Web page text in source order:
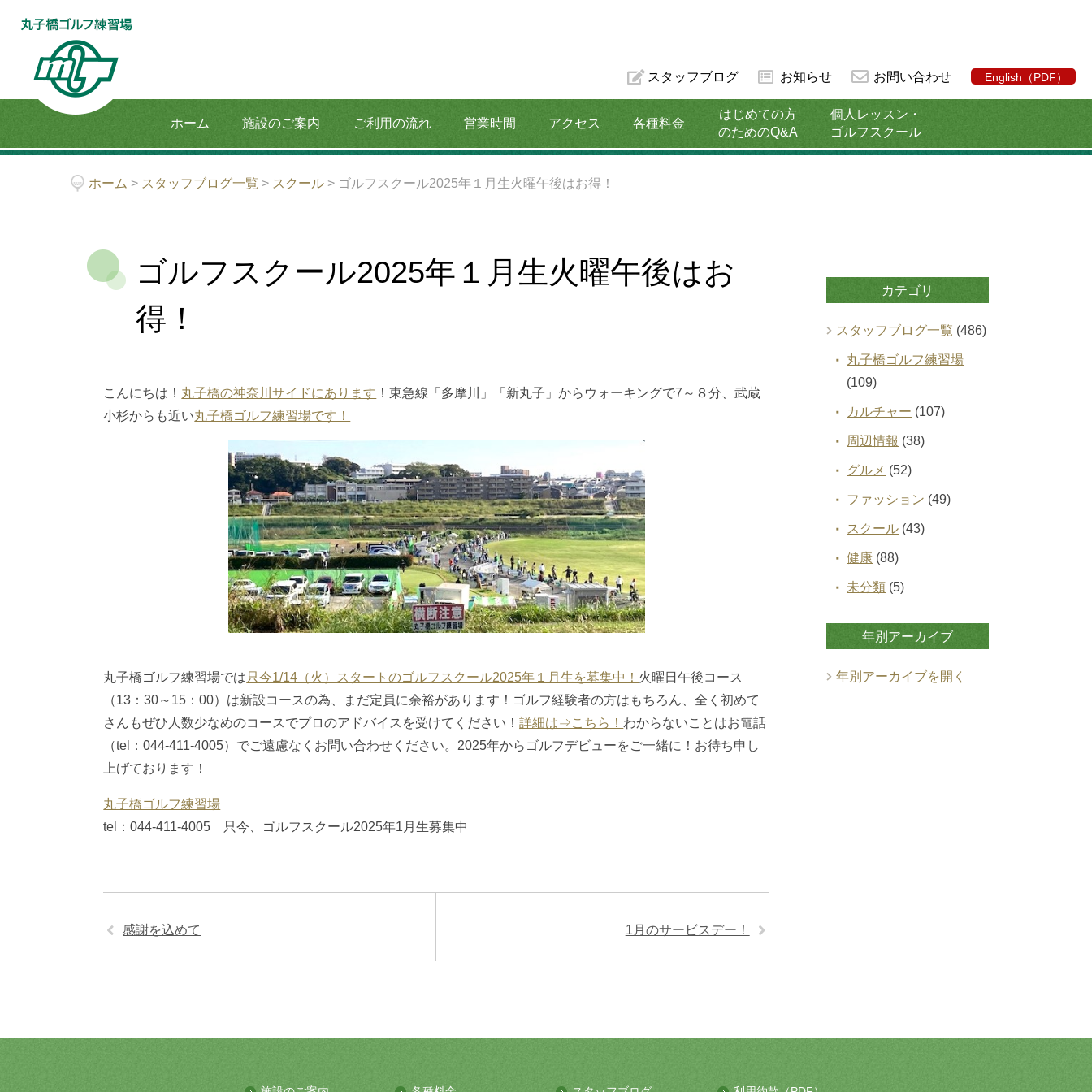
ホーム 施設のご案内 ご利用の流れ 営業時間 アクセス 各種料金
はじめての方
のためのQ&A
個人レッスン・
ゴルフスクール
スタッフブログ お知らせ お問い合わせ English（PDF）
ホーム > スタッフブログ一覧 > スクール > ゴルフスクール2025年１月生火曜午後はお得！
ゴルフスクール2025年１月生火曜午後はお
得！
こんにちは！ 丸子橋の神奈川サイドにあります ！東急線「多摩川」「新丸子」からウォーキングで7～８分、武蔵
小杉からも近い丸子橋ゴルフ練習場です！
丸子橋ゴルフ練習場では 只今1/14（火）スタートのゴルフスクール2025年１月生を募集中！ 火曜日午後コース
（13：30～15：00）は新設コースの為、まだ定員に余裕があります！ゴルフ経験者の方はもちろん、全く初めて
さんもぜひ人数少なめのコースでプロのアドバイスを受けてください！詳細は⇒こちら！ わからないことはお電話
（tel：044-411-4005）でご遠慮なくお問い合わせください。2025年からゴルフデビューをご一緒に！お待ち申し
上げております！
丸子橋ゴルフ練習場
tel：044-411-4005 只今、ゴルフスクール2025年1月生募集中
感謝を込めて 1月のサービスデー！
カテゴリ
スタッフブログ一覧 (486)
丸子橋ゴルフ練習場
(109)
カルチャー (107)
周辺情報 (38)
グルメ (52)
ファッション (49)
スクール (43)
健康 (88)
未分類 (5)
年別アーカイブ
年別アーカイブを開く